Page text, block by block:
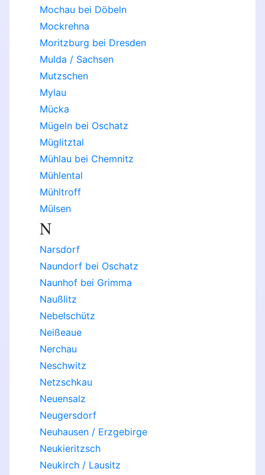
Mochau bei Döbeln
Mockrehna
Moritzburg bei Dresden
Mulda / Sachsen
Mutzschen
Mylau
Mücka
Mügeln bei Oschatz
Müglitztal
Mühlau bei Chemnitz
Mühlental
Mühltroff
Mülsen
N
Narsdorf
Naundorf bei Oschatz
Naunhof bei Grimma
Naußlitz
Nebelschütz
Neißeaue
Nerchau
Neschwitz
Netzschkau
Neuensalz
Neugersdorf
Neuhausen / Erzgebirge
Neukieritzsch
Neukirch / Lausitz